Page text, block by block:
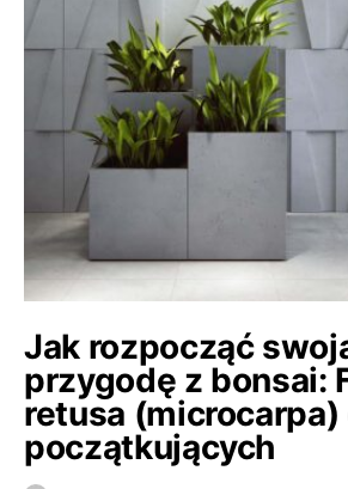
Jak rozpocząć
przygodę z bonsai:
retusa (microcarpa)
początkujących